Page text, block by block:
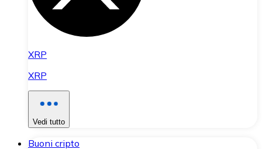
XRP
XRP
Vedi tutto
Buoni cripto